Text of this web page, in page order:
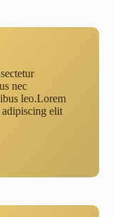
nec
leo.Lorem
adipiscing elit